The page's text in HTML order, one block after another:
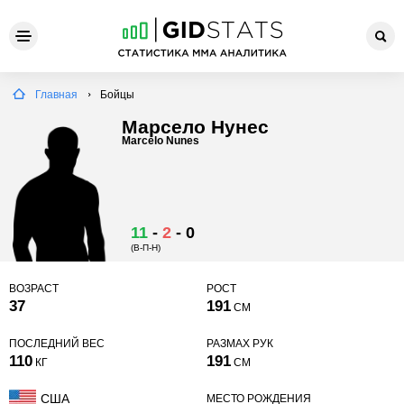
Главная Бойцы
Марсело Нунес
Marcelo Nunes
11 - 2 - 0
(В-П-Н)
ВОЗРАСТ
37
РОСТ
191 СМ
ПОСЛЕДНИЙ ВЕС
110 КГ
РАЗМАХ РУК
191 СМ
США
МЕСТО РОЖДЕНИЯ